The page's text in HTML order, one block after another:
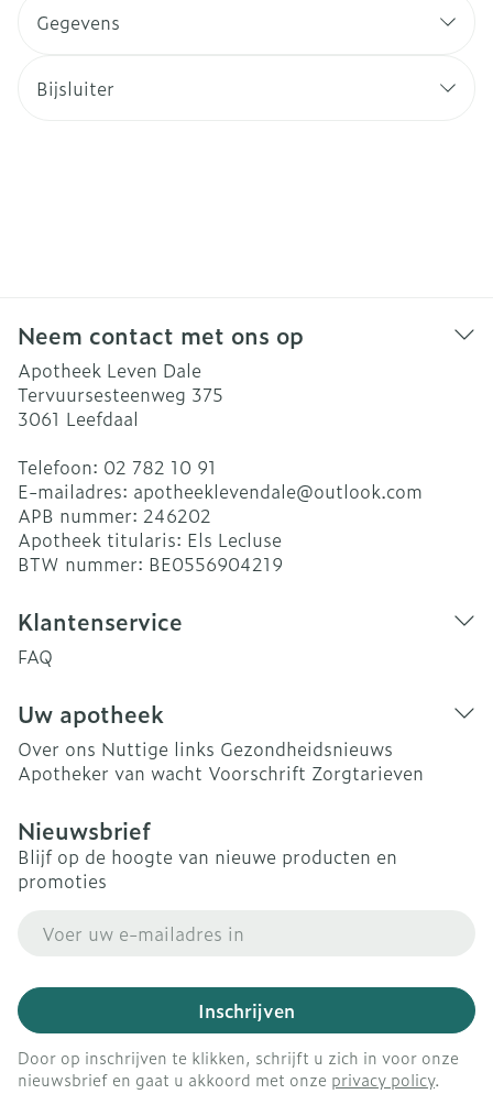
Gegevens
Bijsluiter
Neem contact met ons op
Apotheek Leven Dale
Tervuursesteenweg 375
3061 Leefdaal
Telefoon: 02 782 10 91
E-mailadres: apotheeklevendale@outlook.com
APB nummer: 246202
Apotheek titularis: Els Lecluse
BTW nummer: BE0556904219
Klantenservice
FAQ
Uw apotheek
Over ons Nuttige links Gezondheidsnieuws
Apotheker van wacht Voorschrift Zorgtarieven
Nieuwsbrief
Blijf op de hoogte van nieuwe producten en
promoties
Inschrijven
Door op inschrijven te klikken, schrijft u zich in voor onze
nieuwsbrief en gaat u akkoord met onze privacy policy.